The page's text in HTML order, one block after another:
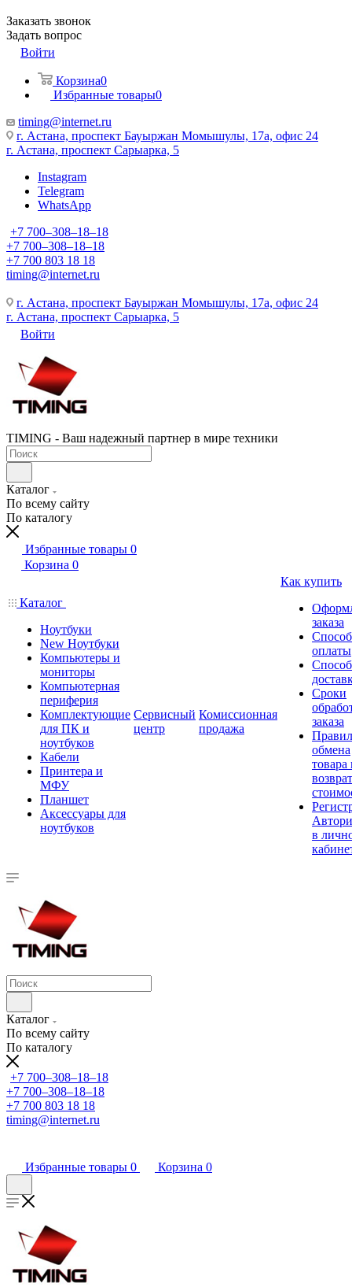
Заказать звонок
Задать вопрос
Войти
Корзина0
Избранные товары0
timing@internet.ru
г. Астана, проспект Бауыржан Момышулы, 17а, офис 24
г. Астана, проспект Сарыарка, 5
Instagram
Telegram
WhatsApp
+7 700‒308‒18‒18
+7 700‒308‒18‒18
+7 700 803 18 18
timing@internet.ru
г. Астана, проспект Бауыржан Момышулы, 17а, офис 24
г. Астана, проспект Сарыарка, 5
Войти
TIMING - Ваш надежный партнер в мире техники
Каталог
По всему сайту
По каталогу
Избранные товары 0
Корзина 0
Каталог
Ноутбуки
New Ноутбуки
Компьютеры и
мониторы
Компьютерная
периферия
Комплектующие
для ПК и
ноутбуков
Кабели
Принтера и
МФУ
Планшет
Аксессуары для
ноутбуков
Сервисный
центр
Комиссионная
продажа
Как купить
заказа
оплаты
Сроки
заказа
обмена
товара
в
Каталог
По всему сайту
По каталогу
+7 700‒308‒18‒18
+7 700‒308‒18‒18
+7 700 803 18 18
timing@internet.ru
Избранные товары 0 Корзина 0